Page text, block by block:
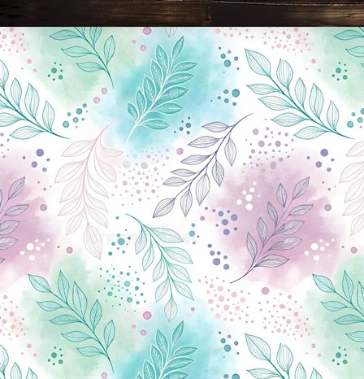
Новини Чернігова, Чернігівські новини, Чернігівський формат, новини Чернігова, події в Чернігові: політика, економіка, аналітика, культура, відеоновини, екологія, спортивний Чернігів, туризм, Чернігів